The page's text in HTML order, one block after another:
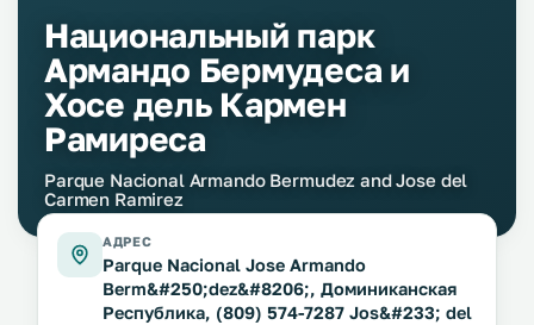
Национальный парк
Армандо Бермудеса и
Хосе дель Кармен
Рамиреса
Parque Nacional Armando Bermudez and Jose del
Carmen Ramirez
АДРЕС
Parque Nacional Jose Armando
Berm&#250;dez&#8206;, Доминиканская
Республика, (809) 574-7287 Jos&#233; del